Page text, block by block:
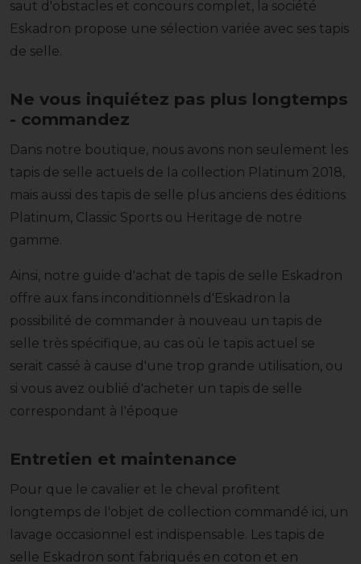
saut d'obstacles et concours complet, la société
Eskadron propose une sélection variée avec ses tapis
de selle.
Ne vous inquiétez pas plus longtemps
- commandez
Dans notre boutique, nous avons non seulement les
tapis de selle actuels de la collection Platinum 2018,
mais aussi des tapis de selle plus anciens des éditions
Platinum, Classic Sports ou Heritage de notre
gamme.
Ainsi, notre guide d'achat de tapis de selle Eskadron
offre aux fans inconditionnels d'Eskadron la
possibilité de commander à nouveau un tapis de
selle très spécifique, au cas où le tapis actuel se
serait cassé à cause d'une trop grande utilisation, ou
si vous avez oublié d'acheter un tapis de selle
correspondant à l'époque
Entretien et maintenance
Pour que le cavalier et le cheval profitent
longtemps de l'objet de collection commandé ici, un
lavage occasionnel est indispensable. Les tapis de
selle Eskadron sont fabriqués en coton et en